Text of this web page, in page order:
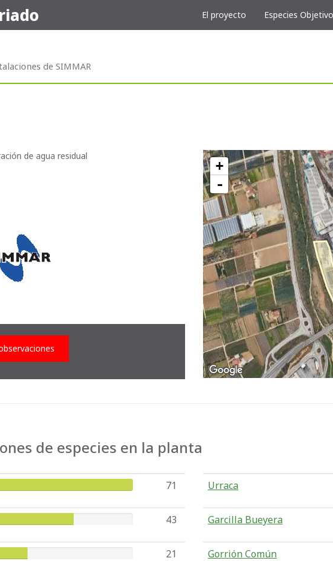
El proyecto Especies Objetivo
de SIMMAR
de agua residual
+
-
de especies en la planta
71
43
21
Urraca
Garcilla Bueyera
Gorrión Común